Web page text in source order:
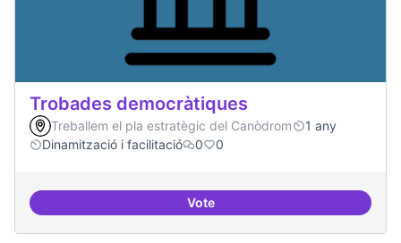
Trobades democràtiques
Treballem el pla estratègic del Canòdrom
1 any
Dinamització i facilitació
0 0
VoteTrobades democràtiques